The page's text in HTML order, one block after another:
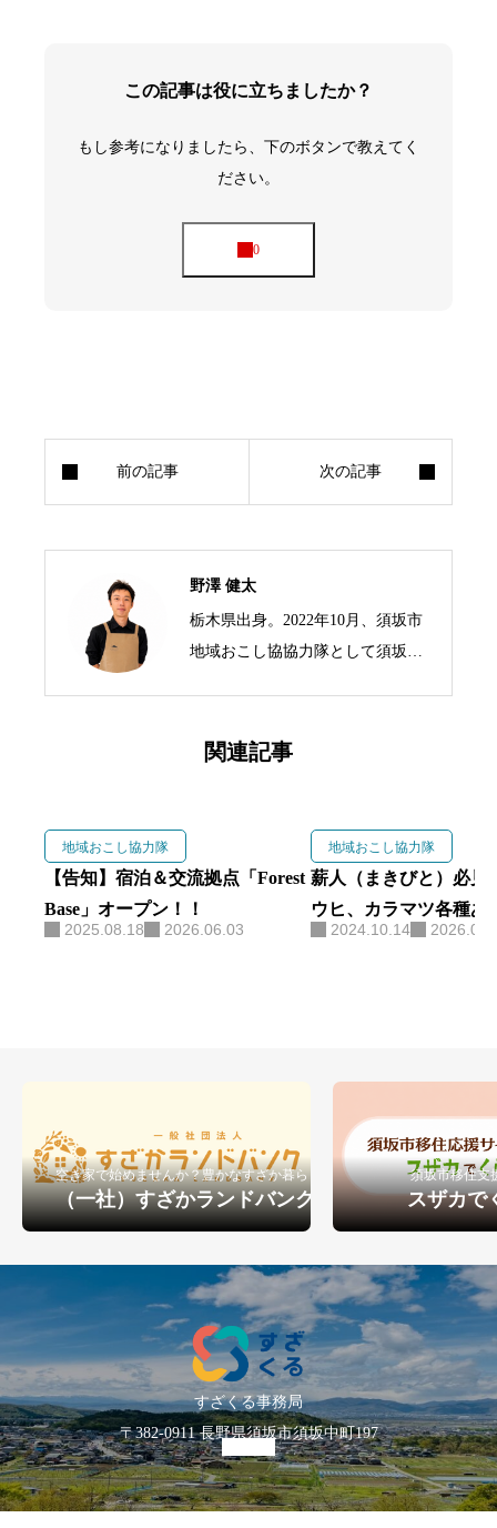
この記事は役に立ちましたか？
もし参考になりましたら、下のボタンで教えてく
ださい。
野澤 健太
栃木県出身。2022年10月、須坂市
地域おこし協協力隊として須坂市
峰の原高原を拠点に、生ハムブラ
おこし協力隊の経験を活かし、
食・観光・森林を軸に地域づくり
に取り組んでいます。
関連記事
地域おこし協力隊
【告知】宿泊＆交流拠点「Forest
Base」オープン！！
2025.08.18 2026.06.03
地域おこし協力隊
薪人（まきびと）必見
ウヒ、カラマツ各種
玉切り必須！！
2024.10.14
空き家で始めませんか？豊かなすざか暮らし
（一社）すざかランドバンク
須坂市移住支
スザカで
すざくる事務局
〒382-0911 長野県須坂市須坂中町197